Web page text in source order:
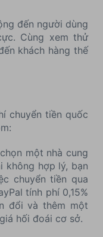
đến người dùng
Cùng xem thử
khách hàng thế
chuyển tiền quốc
một nhà cung
không hợp lý, bạn
chuyển tiền qua
tính phí 0,15%
đổi và thêm một
hối đoái cơ sở.